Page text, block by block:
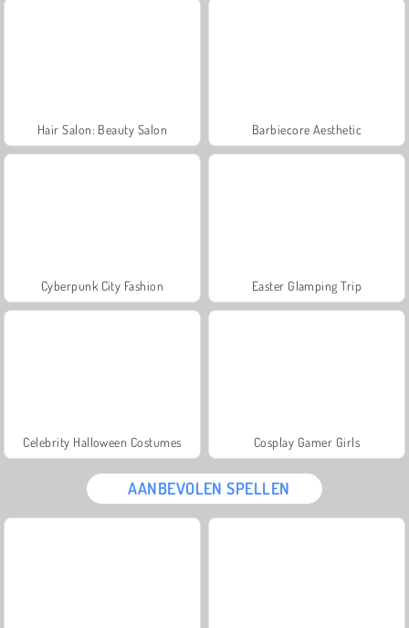
Hair Salon: Beauty Salon Barbiecore Aesthetic
Cyberpunk City Fashion Easter Glamping Trip
Celebrity Halloween Costumes Cosplay Gamer Girls
AANBEVOLEN SPELLEN